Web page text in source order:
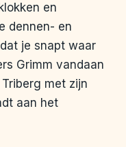
en
dennen- en
je snapt waar
Grimm vandaan
met zijn
aan het